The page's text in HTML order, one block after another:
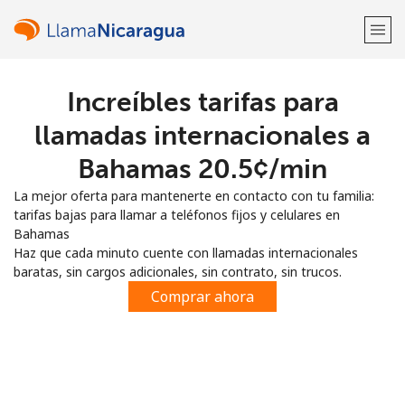
¡Bienvenido!
Regístrate con
o
Increíbles tarifas para
llamadas internacionales a
Bahamas ⁦20.5¢⁩/min
La mejor oferta para mantenerte en contacto con tu familia:
tarifas bajas para llamar a teléfonos fijos y celulares en
Bahamas
Haz que cada minuto cuente con llamadas internacionales
baratas, sin cargos adicionales, sin contrato, sin trucos.
Comprar ahora